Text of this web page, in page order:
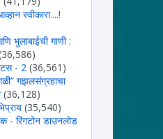
स्वीकारा....!
भुलाबाईची गाणी :
- 2 (36,561)
गझलसंग्रहाचा
(36,128)
(35,540)
- रिंगटोन डाउनलोड